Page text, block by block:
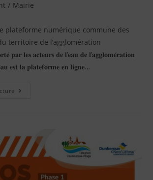
/ Mairie
plateforme numérique commune des
territoire de l’agglomération
𝐥𝐞𝐬 𝐚𝐜𝐭𝐞𝐮𝐫𝐬 𝐝𝐞 𝐥’𝐞𝐚𝐮 𝐝𝐞 𝐥’𝐚𝐠𝐠𝐥𝐨𝐦𝐞́𝐫𝐚𝐭𝐢𝐨𝐧
𝐞𝐬𝐭 𝐥𝐚 𝐩𝐥𝐚𝐭𝐞𝐟𝐨𝐫𝐦𝐞 𝐞𝐧 𝐥𝐢𝐠𝐧𝐞…